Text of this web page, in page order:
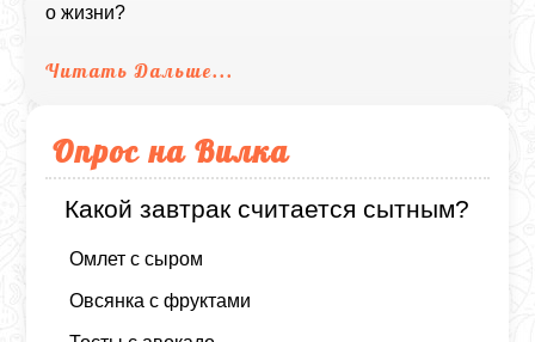
о жизни?
Читать Дальше...
Опрос на Вилка
Какой завтрак считается сытным?
Омлет с сыром
Овсянка с фруктами